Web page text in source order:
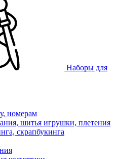
Наборы для
номерам
шитья игрушки, плетения
скрапбукинга